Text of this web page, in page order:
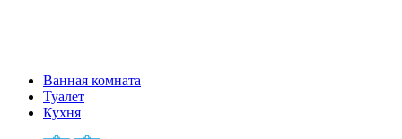
Ванная комната
Туалет
Кухня